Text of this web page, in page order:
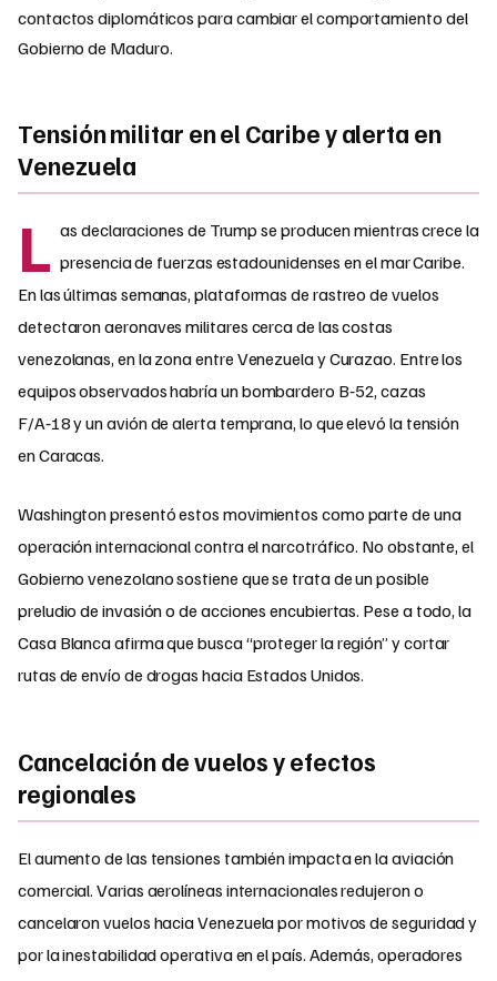
contactos diplomáticos para cambiar el comportamiento del
Gobierno de Maduro.​
Tensión militar en el Caribe y alerta en
Venezuela
L as declaraciones de Trump se producen mientras crece la
presencia de fuerzas estadounidenses en el mar Caribe.
En las últimas semanas, plataformas de rastreo de vuelos
detectaron aeronaves militares cerca de las costas
venezolanas, en la zona entre Venezuela y Curazao. Entre los
equipos observados habría un bombardero B‑52, cazas
F/A‑18 y un avión de alerta temprana, lo que elevó la tensión
en Caracas.​
Washington presentó estos movimientos como parte de una
operación internacional contra el narcotráfico. No obstante, el
Gobierno venezolano sostiene que se trata de un posible
preludio de invasión o de acciones encubiertas. Pese a todo, la
Casa Blanca afirma que busca “proteger la región” y cortar
rutas de envío de drogas hacia Estados Unidos.​
Cancelación de vuelos y efectos
regionales
El aumento de las tensiones también impacta en la aviación
comercial. Varias aerolíneas internacionales redujeron o
cancelaron vuelos hacia Venezuela por motivos de seguridad y
por la inestabilidad operativa en el país. Además, operadores